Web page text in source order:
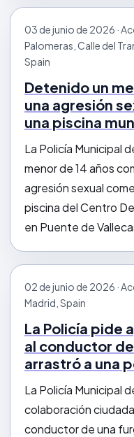
03 de junio de 2026 ·
Palomeras, Calle del
Spain
Detenido un
una agresión
una piscina
La Policía Municipal
menor de 14 años
agresión sexual
piscina del Centro
en Puente de
02 de junio de 2026 ·
Madrid, Spain
La Policía pide
al conductor
arrastró a una
La Policía Municipal
colaboración
conductor de una